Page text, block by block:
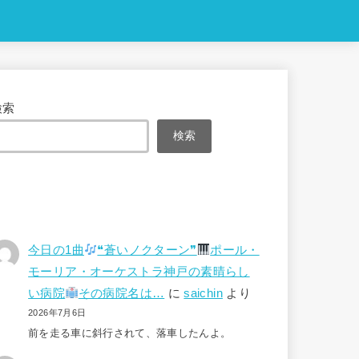
索
検索
今日の1曲 ❝蒼いノクターン❞
ポール・
モーリア・オーケストラ神戸の素晴らし
い病院
その病院名は… にsaichinより
2026年7月6日
前を走る車に斜行されて、落車したんよ。